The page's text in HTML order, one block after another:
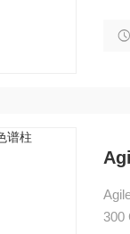
Agilent色谱柱
300